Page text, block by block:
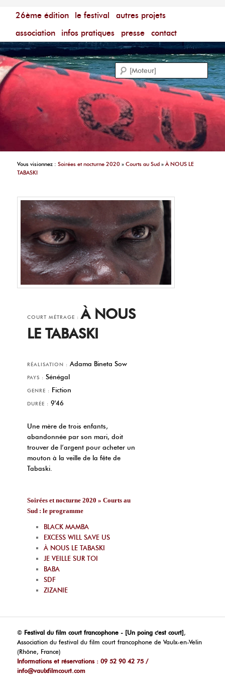
Menu principal
aller au contenu principal
aller au contenu secondaire
26ème édition le festival
autres projets
association
infos pratiques presse contact
Festival du Film Court Francophone – [Un poing c'est
Vous visionnez :Soirées et nocturne 2020 »Courts au Sud »À NOUS LE
TABASKI
COURT MÉTRAGE :À NOUS
LE TABASKI
RÉALISATION : Adama Bineta Sow
PAYS : Sénégal
GENRE : Fiction
DURÉE : 9'46
Une mère de trois enfants,
abandonnée par son mari, doit
trouver de l’argent pour acheter un
mouton à la veille de la fête de
Tabaski.
Soirées et nocturne 2020 » Courts au
Sud : le programme
BLACK MAMBA
EXCESS WILL SAVE US
À NOUS LE TABASKI
JE VEILLE SUR TOI
BABA
SDF
ZIZANIE
© Festival du film court francophone - [Un poing c'est court],
Association du festival du film court francophone de Vaulx-en-Velin
(Rhône, France)
Informations et réservations : 09 52 90 42 75 /
info@vaulxfilmcourt.com